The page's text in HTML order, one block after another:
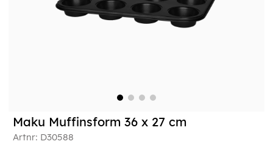
Maku Muffinsform 36 x 27 cm
Artnr: D30588